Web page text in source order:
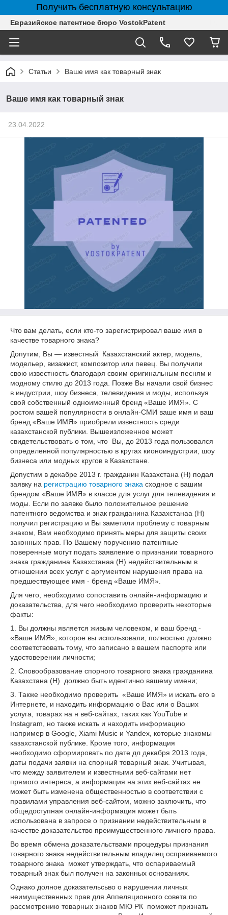
Получить бесплатную консультацию
Евразийское патентное бюро VostokPatent
Статьи Ваше имя как товарный знак
Ваше имя как товарный знак
23.04.2022
Что вам делать, если кто-то зарегистрировал ваше имя в
качестве товарного знака?
Допутим, Вы — известный Казахстанский актер, модель,
модельер, визажист, композитор или певец. Вы получили
свою известность благодаря своим оригинальным песням и
модному стилю до 2013 года. Позже Вы начали свой бизнес
в индустрии, шоу бизнеса, телевидения и моды, используя
свой собственный одноименный бренд «Ваше ИМЯ». С
ростом вашей популярности в онлайн-СМИ ваше имя и ваш
бренд «Ваше ИМЯ» приобрели известность среди
казахстанской публики. Вышеизложенное может
свидетельствовать о том, что Вы, до 2013 года пользовался
определенной популярностью в кругах кионоиндустрии, шоу
бизнеса или модных кругов в Казахстане.
Допустим в декабре 2013 г. гражданин Казахстана (Н) подал
заявку на регистрацию товарного знака сходное с вашим
брендом «Ваше ИМЯ» в классе для услуг для телевидения и
моды. Если по заявке было положительное решение
патентного ведомства и знак гражданина Казахстанаа (Н)
получил регистрацию и Вы заметили проблему с товарным
знаком, Вам необходимо принять меры для защиты своих
законных прав. По Вашему поручению патентные
поверенные могут подать заявление о признании товарного
знака гражданина Казахстанаа (Н) недействительным в
отношении всех услуг с аргументом нарушения права на
предшествующее имя - бренд «Ваше ИМЯ».
Для чего, необходимо сопоставить онлайн-информацию и
доказательства, для чего необходимо проверить некоторые
факты:
1. Вы должны является живым человеком, и ваш бренд -
«Ваше ИМЯ», которое вы использовали, полностью должно
соответствовать тому, что записано в вашем паспорте или
удостоверении личности;
2. Словообразование спорного товарного знака гражданина
Казахстана (Н) должно быть идентично вашему имени;
3. Также необходимо проверить «Ваше ИМЯ» и искать его в
Интернете, и находить информацию о Вас или о Ваших
услуга, товарах на н веб-сайтах, таких как YouTube и
Instagram, но также искать и находить информацию
например в Google, Xiami Music и Yandex, которые знакомы
казахстанской публике. Кроме того, информация
необходимо сформировать по дате дл декабря 2013 года,
даты подачи заявки на спорный товарный знак. Учитывая,
что между заявителем и известными веб-сайтами нет
прямого интереса, а информация на этих веб-сайтах не
может быть изменена общественностью в соответствии с
правилами управления веб-сайтом, можно заключить, что
общедоступная онлайн-информация может быть
использована в запросе о признании недействительным в
качестве доказательство преимущественного личного права.
Во время обмена доказательствами процедуры признания
товарного знака недействительным владелец оспраиваемого
товарного знака может утверждать, что оспариваемый
товарный знак был получен на законных основаниях.
Однако долное доказательсьво о нарушении личных
неимущественных прав для Аппеляционного совета по
рассмотрению товарных знаков МЮ РК поможет признать